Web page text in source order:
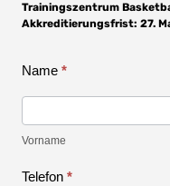
Trainingszentrum
Akkreditierungsfrist: 27.
|
Name *
Vorname
Vorname
Telefon *